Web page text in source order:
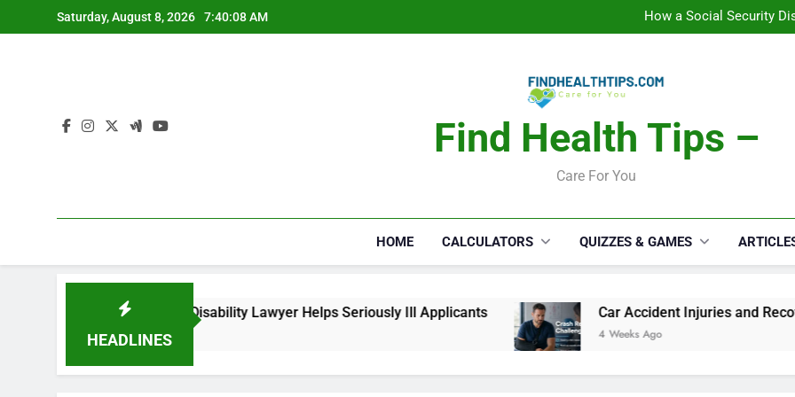
to
Saturday, August 8, 2026 7:40:09 AM
Car Accident Injuries and
Makeup
Car Accident Injuries and
Find Health Tips –
Care For You
HOME CALCULATORS QUIZZES & GAMES
HEADLINES
a Social Security Disability Lawyer Helps Seriously Ill Applicants Car Accident Injuries and Recovery
4 Weeks Ago